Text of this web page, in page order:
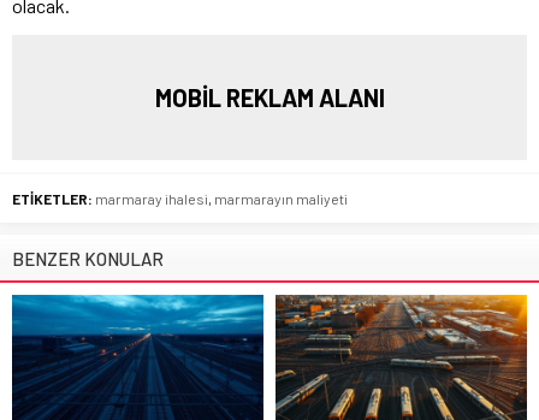
olacak.
MOBİL REKLAM ALANI
ETİKETLER: marmaray ihalesi, marmarayın maliyeti
BENZER KONULAR